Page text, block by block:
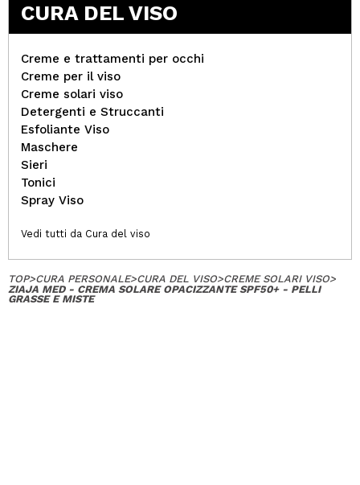
CURA DEL VISO
Creme e trattamenti per occhi
Creme per il viso
Creme solari viso
Detergenti e Struccanti
Esfoliante Viso
Maschere
Sieri
Tonici
Spray Viso
Vedi tutti da Cura del viso
TOP>CURA PERSONALE>CURA DEL VISO>CREME SOLARI VISO>
ZIAJA MED - CREMA SOLARE OPACIZZANTE SPF50+ - PELLI
GRASSE E MISTE